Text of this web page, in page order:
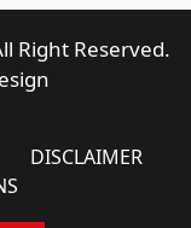
Right Reserved.
DISCLAIMER